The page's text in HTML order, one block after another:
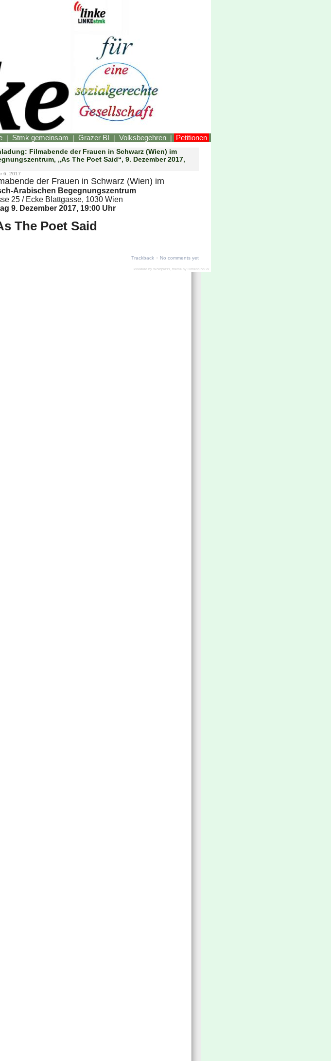
| Stmk gemeinsam | Grazer BI | Volksbegehren | Petitionen
Filmabende der Frauen in Schwarz (Wien) im
„As The Poet Said“, 9. Dezember 2017,
6, 2017
der Frauen in Schwarz (Wien) im
Arabischen Begegnungszentrum
25 / Ecke Blattgasse, 1030 Wien
9. Dezember 2017, 19:00 Uhr
The Poet Said
Trackback · No comments yet
Powered by Wordpress , theme by Dimension 2k